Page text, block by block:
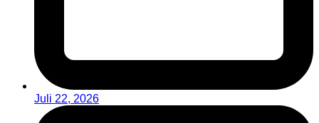
Juli 22, 2026